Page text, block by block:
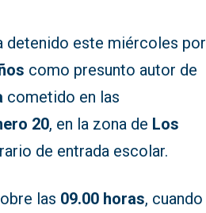
detenido este miércoles por
como presunto autor de
cometido en las
20, en la zona de Los
de entrada escolar.
las 09.00 horas, cuando